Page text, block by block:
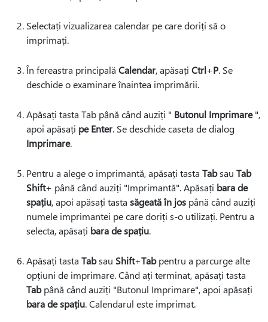
Selectați vizualizarea calendar pe care doriți să o
imprimați.
În fereastra principală Calendar, apăsați Ctrl+P. Se
deschide o examinare înaintea imprimării.
Apăsați tasta Tab până când auziți " Butonul Imprimare",
apoi apăsați pe Enter. Se deschide caseta de dialog
Imprimare.
Pentru a alege o imprimantă, apăsați tasta Tabsau Tab
Shift+ până când auziți "Imprimantă".Apăsați bara de
spațiu, apoi apăsați tasta săgeată în jos până când auziți
numele imprimantei pe care doriți s-o utilizați. Pentru a
selecta, apăsați bara de spațiu.
Apăsați tasta Tabsau Shift+Tabpentru a parcurge alte
opțiuni de imprimare. Când ați terminat, apăsați tasta
Tabpână când auziți "Butonul Imprimare", apoi apăsați
bara de spațiu. Calendarul este imprimat.